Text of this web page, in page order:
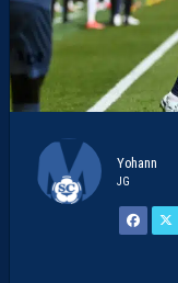
Yohann
JG